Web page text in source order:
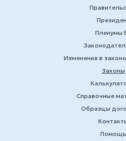
Пленумы
Изменения в
Законы
Справочные
Образцы
Помощь